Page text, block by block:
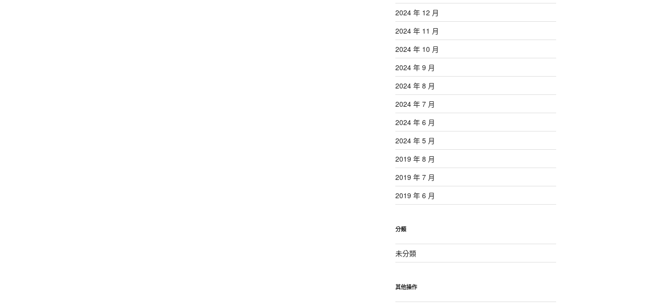
2024 年 12 月
2024 年 11 月
2024 年 10 月
2024 年 9 月
2024 年 8 月
2024 年 7 月
2024 年 6 月
2024 年 5 月
2019 年 8 月
2019 年 7 月
2019 年 6 月
分類
未分類
其他操作